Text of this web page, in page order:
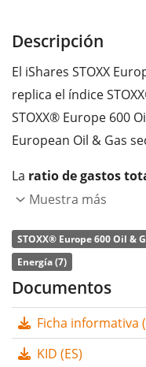
Descripción
El iShares STOXX
replica el índice
STOXX® Europe 600
European Oil & Gas
La ratio de gastos
p.a.. El iShares STOXX
600 Oil & Gas. El ETF
subyacente
índice (réplica
distribuyena los
El iShares STOXX
Muestra más
STOXX® Europe 600 Oil &
Energía (7)
Documentos
Ficha informativa
KID (ES)